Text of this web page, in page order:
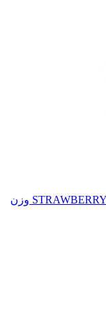
تینت لب مایع اتود هاوس رنگ صورتی STRAWBERRY وزن